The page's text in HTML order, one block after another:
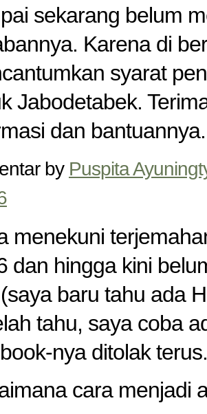
sekarang belum
Karena di
syarat
Jabodetabek.
dan
by Puspita
menekuni
dan hingga kini
baru tahu ada
tahu, saya coba
nya ditolak terus.
cara menjadi